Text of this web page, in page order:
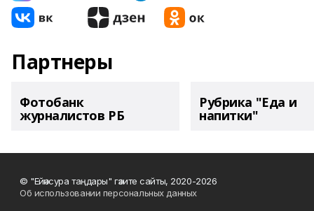
Партнеры
Фотобанк
журналистов РБ
Рубрика "Еда и
напитки"
© "Ейәнсура таңдары" гәзите сайты, 2020-2026
Об использовании персональных данных